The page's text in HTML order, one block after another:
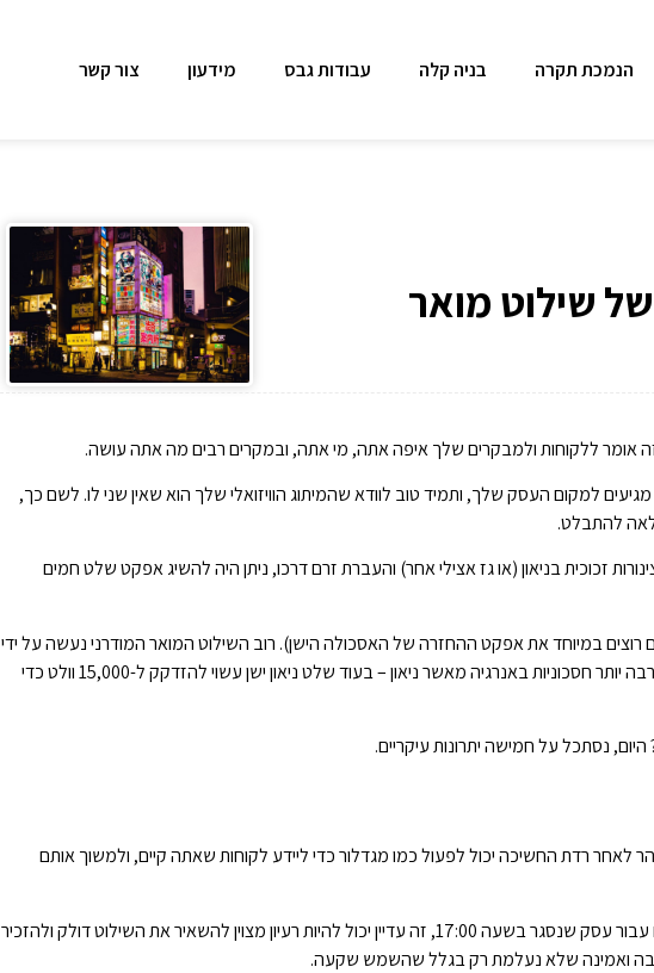
הנמכת תקרה בניה קלה עבודות גבס מידעון צור קשר
אומר ללקוחות ולמבקרים שלך איפה אתה, מי אתה, ובמקרים רבים מה אתה עושה.
למקום העסק שלך, ותמיד טוב לוודא שהמיתוג הוויזואלי שלך הוא שאין שני לו. לשם כך,
להתבלט.
זכוכית בניאון (או גז אצילי אחר) והעברת זרם דרכו, ניתן היה להשיג אפקט שלט חמים
במיוחד את אפקט ההחזרה של האסכולה הישן). רוב השילוט המואר המודרני נעשה על ידי
שימוש בדיודות פולטות אור (LED), הזמינות במגוון צבעים והן הרבה יותר חסכוניות באנרגיה מאשר ניאון – בעוד שלט ניאון ישן עשוי להזדקק ל-15,000 וולט כדי
נסתכל על חמישה יתרונות עיקריים.
רדת החשיכה יכול לפעול כמו מגדלור כדי ליידע לקוחות שאתה קיים, ולמשוך אותם
שילוט מואר לא חייב להיות רק לעסקים שפתוחים כל הלילה. גם עבור עסק שנסגר בשעה 17:00, זה עדיין יכול להיות רעיון מצוין להשאיר את השילוט דולק ולהזכיר
ואמינה שלא נעלמת רק בגלל שהשמש שקעה.